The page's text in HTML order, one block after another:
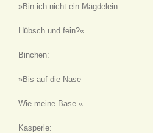
»Bin ich nicht ein Mägdelein
Hübsch und fein?«
Binchen:
»Bis auf die Nase
Wie meine Base.«
Kasperle: